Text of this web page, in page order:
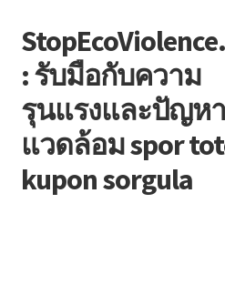
Skip
to
navigation
Skip
to
content
: รับมือกับความ
รุนแรงและปัญห
แวดล้อม spor
kupon sorgula